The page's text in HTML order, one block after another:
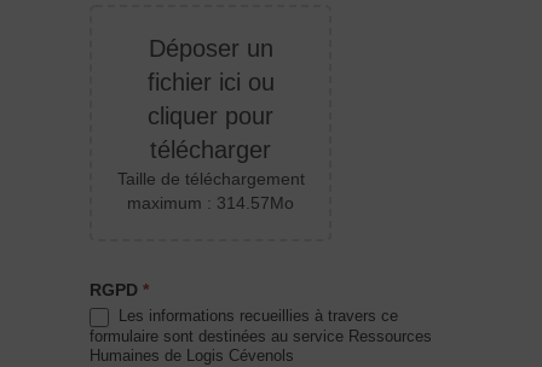
Déposer un
fichier ici ou
cliquer pour
télécharger
Taille de téléchargement
maximum : 314.57Mo
RGPD *
Les informations recueillies à travers ce
formulaire sont destinées au service Ressources
Humaines de Logis Cévenols